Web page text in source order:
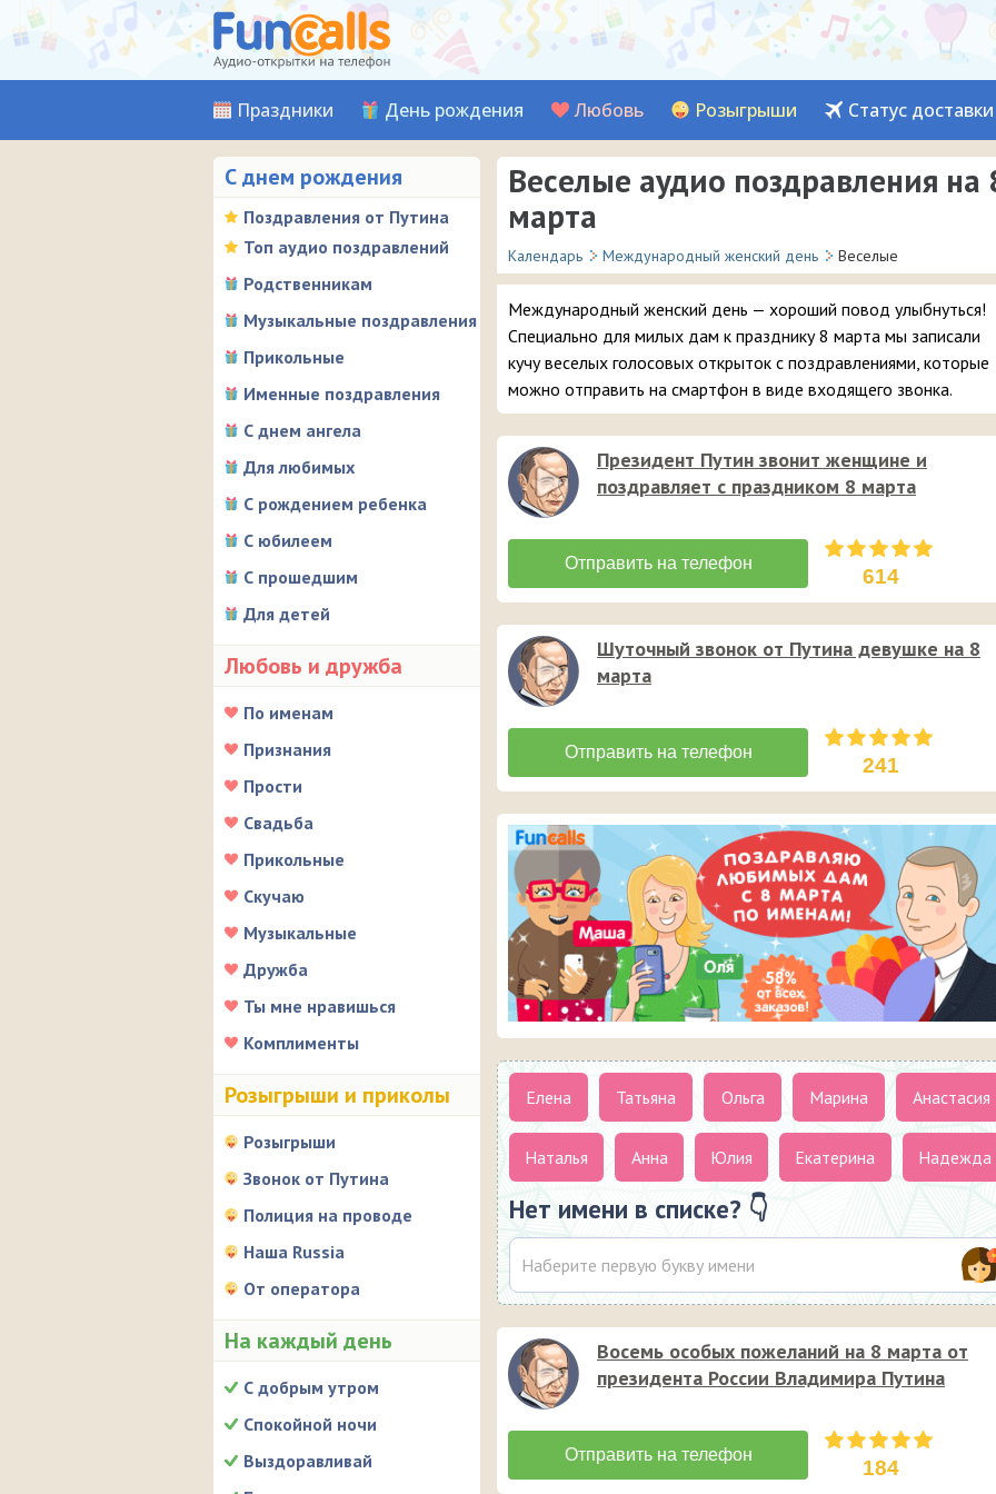
Праздники День рождения Любовь Розыгрыши Статус доставки
С днем рождения
Поздравления от Путина
Топ аудио поздравлений
Родственникам
Музыкальные поздравления
Прикольные
Именные поздравления
С днем ангела
Для любимых
С рождением ребенка
С юбилеем
С прошедшим
Для детей
Любовь и дружба
По именам
Признания
Прости
Свадьба
Прикольные
Скучаю
Музыкальные
Дружба
Ты мне нравишься
Комплименты
Розыгрыши и приколы
Розыгрыши
Звонок от Путина
Полиция на проводе
Наша Russia
От оператора
На каждый день
С добрым утром
Спокойной ночи
Выздоравливай
Веселые аудио поздравления на
марта
Календарь Международный женский день Веселые
Международный женский день — хороший повод улыбнуться!
Специально для милых дам к празднику 8 марта мы записали
кучу веселых голосовых открыток с поздравлениями, которые
можно отправить на смартфон в виде входящего звонка.
Президент Путин звонит женщине и
поздравляет с праздником 8 марта
614
Шуточный звонок от Путина девушке на 8
марта
241
Елена Татьяна Ольга Марина Анастасия
Наталья Анна Юлия Екатерина Надежда
Нет имени в списке? 👇
Восемь особых пожеланий на 8 марта от
президента России Владимира Путина
184